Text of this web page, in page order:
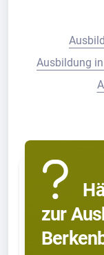
Ausbildung in
zur